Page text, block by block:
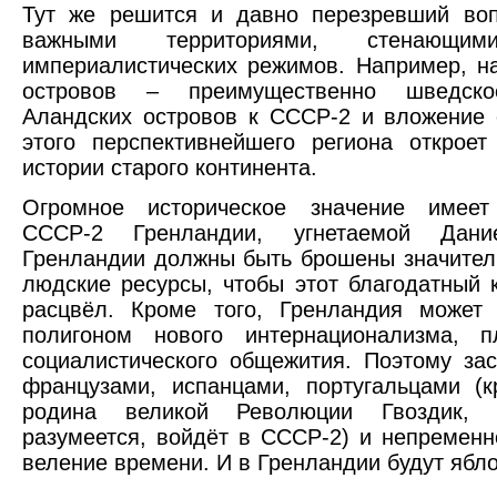
Тут же решится и давно перезревший
важными территориями,
империалистических режимов. Например,
островов – преимущественно
Аландских островов к СССР-2 и вложение
этого перспективнейшего региона
истории старого континента.
Огромное историческое значение
СССР-2 Гренландии, угнетаемой
Гренландии должны быть брошены
людские ресурсы, чтобы этот благодатный
расцвёл. Кроме того, Гренландия может
полигоном нового интернационализма,
социалистического общежития. Поэтому
французами, испанцами, португальцами
родина великой Революции Гвоздик,
разумеется, войдёт в СССР-2) и
веление времени. И в Гренландии будут